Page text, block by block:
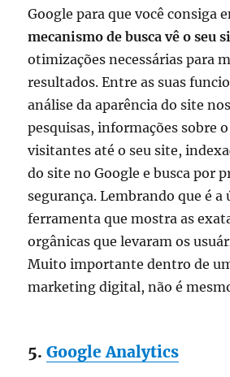
Google para que você consiga
mecanismo de busca vê o seu
otimizações necessárias para
resultados. Entre as suas
análise da aparência do site
pesquisas, informações sobre
visitantes até o seu site,
do site no Google e busca por
segurança. Lembrando que é a
ferramenta que mostra as
orgânicas que levaram os
Muito importante dentro de
marketing digital, não é
5.Google Analytics